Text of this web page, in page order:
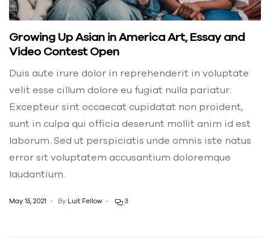
Growing Up Asian in America Art, Essay and
Video Contest Open
Duis aute irure dolor in reprehenderit in voluptate
velit esse cillum dolore eu fugiat nulla pariatur.
Excepteur sint occaecat cupidatat non proident,
sunt in culpa qui officia deserunt mollit anim id est
laborum. Sed ut perspiciatis unde omnis iste natus
error sit voluptatem accusantium doloremque
laudantium.
May 15, 2021 By Luit Fellow 3